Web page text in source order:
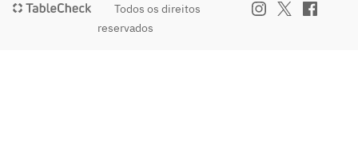
Todos os direitos
reservados